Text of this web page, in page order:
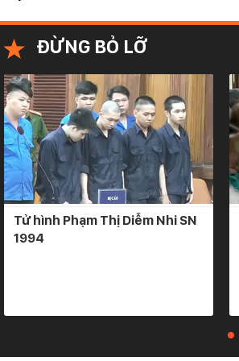
ĐỪNG BỎ LỠ
Tử hình Phạm Thị Diễm Nhi SN
1994